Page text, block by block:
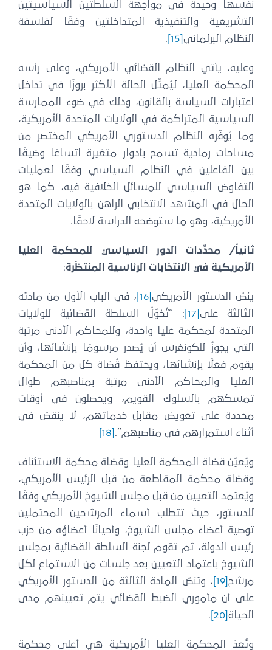
نفسها وحيدة في مواجهة السلطتين السياسيتين
التشريعية والتنفيذية المتداخلتين وفقًا لفلسفة
النظام البرلماني
.
وعليه، يأتي النظام القضائي الأمريكي، وعلى رأسه
المحكمة العليا، ليُمثّل الحالة الأكثر بروزًا في تداخل
اعتبارات السياسة بالقانون، وذلك في ضوء الممارسة
السياسية المتراكمة في الولايات المتحدة الأمريكية،
وما يُوفّره النظام الدستوري الأمريكي المختصر من
مساحات رمادية تسمح بأدوار متغيرة اتساعًا وضيقًا
بين الفاعلين في النظام السياسي وفقًا لعمليات
التفاوض السياسي للمسائل الخلافية فيه، كما هو
الحال في المشهد الانتخابي الراهن بالولايات المتحدة
الأمريكية، وهو ما ستوضحه الدراسة لاحقًا.
ثانياً/ محدِّدات الدور السياسي للمحكمة العليا
الأمريكية في الانتخابات الرئاسية المنتظَرة:
ينصّ الدستور الأمريكي
، في الباب الأول من مادته
الثالثة على
: “تُخوَّلُ السلطة القضائية للولايات
المتحدة لمحكمة عليا واحدة، وللمحاكم الأدنى مرتبة
التي يجوزُ للكونغرس أن يُصدر مرسومًا بإنشائها، وأن
يقوم فعلًا بإنشائها، ويحتفظ قُضاة كل من المحكمة
العليا والمحاكم الأدنى مرتبة بمناصبهم طوال
تمسكهم بالسلوك القويم، ويحصلون في أوقات
محددة على تعويض مقابل خدماتهم، لا ينقصُ في
أثناء استمرارهم في مناصبهم”.
ويُعيَّن قضاة المحكمة العليا وقضاة محكمة الاستئناف
وقضاة محكمة المقاطعة من قِبل الرئيس الأمريكي،
ويُعتمد التعيين من قِبل مجلس الشيوخ الأمريكي وفقًا
للدستور، حيث تتطلب أسماء المرشحين المحتملين
توصية أعضاء مجلس الشيوخ، وأحيانًا أعضاؤه من حزب
رئيس الدولة، ثم تقوم لجنة السلطة القضائية بمجلس
الشيوخ باعتماد التعيين بعد جلسات من الاستماع لكل
مرشح
، وتنصّ المادة الثالثة من الدستور الأمريكي
على أن مأموري الضبط القضائي يتم تعيينهم مدى
الحياة
.
وتُعدّ المحكمة العليا الأمريكية هي أعلى محكمة